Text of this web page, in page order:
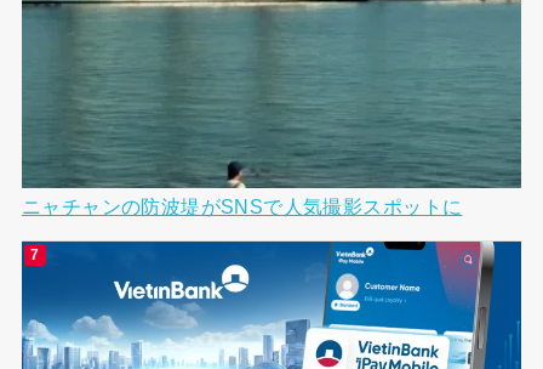
ニャチャンの防波堤がSNSで人気撮影スポットに